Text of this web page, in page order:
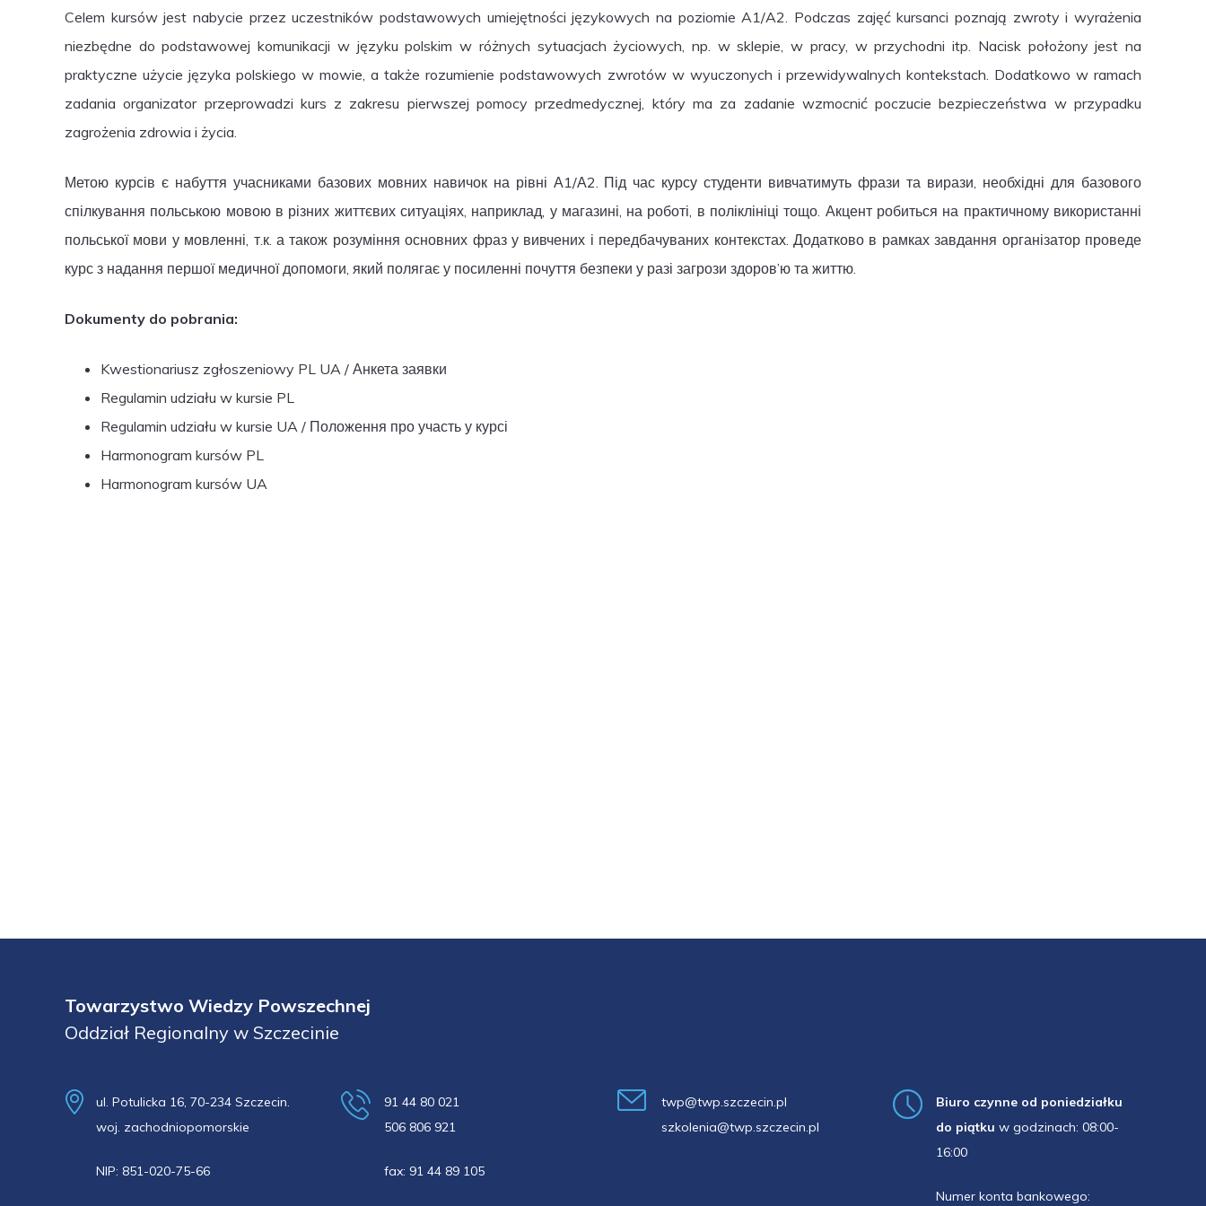
Celem kursów jest nabycie przez uczestników podstawowych umiejętności językowych na poziomie A1/A2. Podczas zajęć kursanci poznają zwroty i wyrażenia
niezbędne do podstawowej komunikacji w języku polskim w różnych sytuacjach życiowych, np. w sklepie, w pracy, w przychodni itp. Nacisk położony jest na
praktyczne użycie języka polskiego w mowie, a także rozumienie podstawowych zwrotów w wyuczonych i przewidywalnych kontekstach. Dodatkowo w ramach
zadania organizator przeprowadzi kurs z zakresu pierwszej pomocy przedmedycznej, który ma za zadanie wzmocnić poczucie bezpieczeństwa w przypadku
zagrożenia zdrowia i życia.
Метою курсів є набуття учасниками базових мовних навичок на рівні А1/А2. Під час курсу студенти вивчатимуть фрази та вирази, необхідні для базового
спілкування польською мовою в різних життєвих ситуаціях, наприклад, у магазині, на роботі, в поліклініці тощо. Акцент робиться на практичному використанні
польської мови у мовленні, т.к. а також розуміння основних фраз у вивчених і передбачуваних контекстах. Додатково в рамках завдання організатор проведе
курс з надання першої медичної допомоги, який полягає у посиленні почуття безпеки у разі загрози здоров’ю та життю.
Dokumenty do pobrania:
Kwestionariusz zgłoszeniowy PL UA / Анкета заявки
Regulamin udziału w kursie PL
Regulamin udziału w kursie UA / Положення про участь у курсі
Harmonogram kursów PL
Harmonogram kursów UA
Towarzystwo Wiedzy Powszechnej
Oddział Regionalny w Szczecinie
ul. Potulicka 16, 70-234 Szczecin.
woj. zachodniopomorskie
NIP: 851-020-75-66
91 44 80 021
506 806 921
fax: 91 44 89 105
twp@twp.szczecin.pl
szkolenia@twp.szczecin.pl
Biuro czynne od poniedziałku
do piątku w godzinach: 08:00-
16:00
Numer konta bankowego: